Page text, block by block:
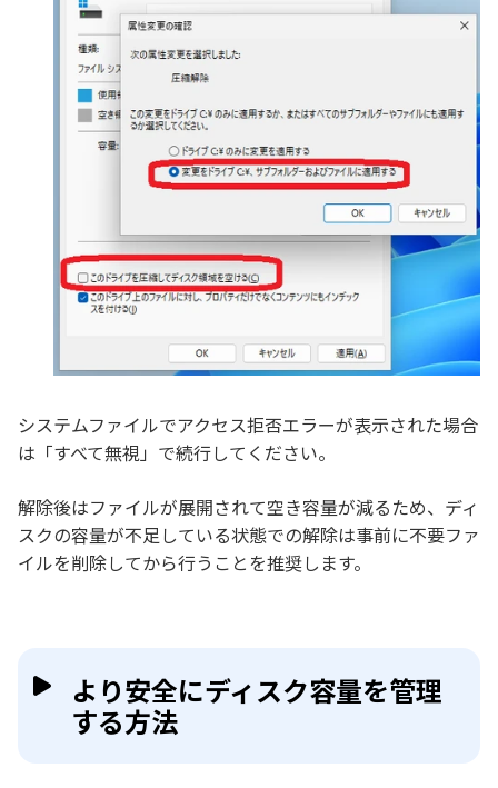
システムファイルでアクセス拒否エラーが表示された場合
は「すべて無視」で続行してください。
解除後はファイルが展開されて空き容量が減るため、ディ
スクの容量が不足している状態での解除は事前に不要ファ
イルを削除してから行うことを推奨します。
より安全にディスク容量を管理
する方法